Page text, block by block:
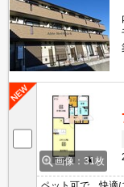
画像：31枚